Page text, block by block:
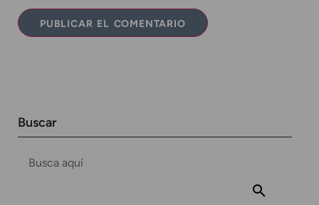
Buscar